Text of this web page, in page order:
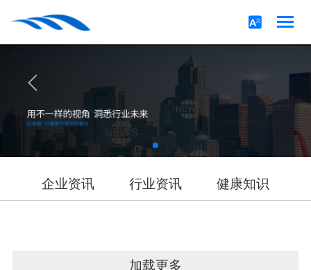
企业资讯 行业资讯 健康知识
加载更多